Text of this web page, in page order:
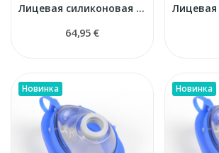
Лицевая силиконовая маска Ambu N° 2 (детская)
64,95 €
Новинка Новинка